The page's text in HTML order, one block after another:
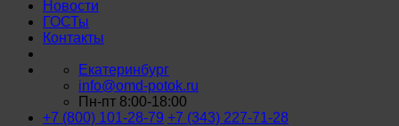
Новости
ГОСТы
Контакты
Екатеринбург
info@omd-potok.ru
Пн-пт 8:00-18:00
+7 (800) 101-28-79 +7 (343) 227-71-28